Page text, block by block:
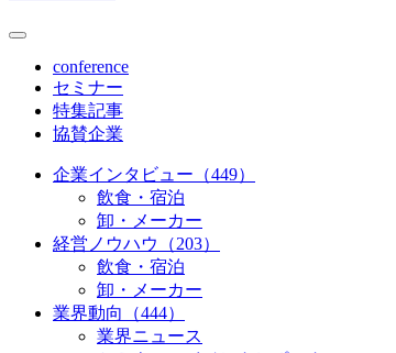
conference
セミナー
特集記事
協賛企業
企業インタビュー（449）
飲食・宿泊
卸・メーカー
経営ノウハウ（203）
飲食・宿泊
卸・メーカー
業界動向（444）
業界ニュース